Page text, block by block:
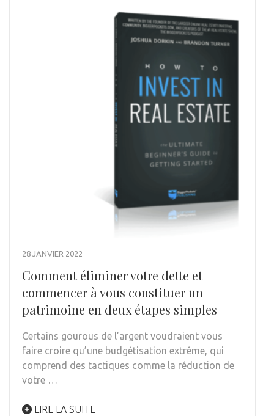
28 JANVIER 2022
Comment éliminer votre dette et
commencer à vous constituer un
patrimoine en deux étapes simples
Certains gourous de l’argent voudraient vous
faire croire qu’une budgétisation extrême, qui
comprend des tactiques comme la réduction de
votre …
LIRE LA SUITE